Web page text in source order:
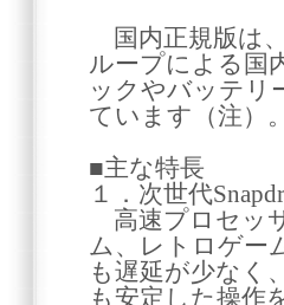
国内正規版は
ループによる国
ックやバッテリ
ています（注）。
■主な特長
１．次世代
高速プロセッ
ム、レトロゲー
も遅延が少なく
も安定した操作